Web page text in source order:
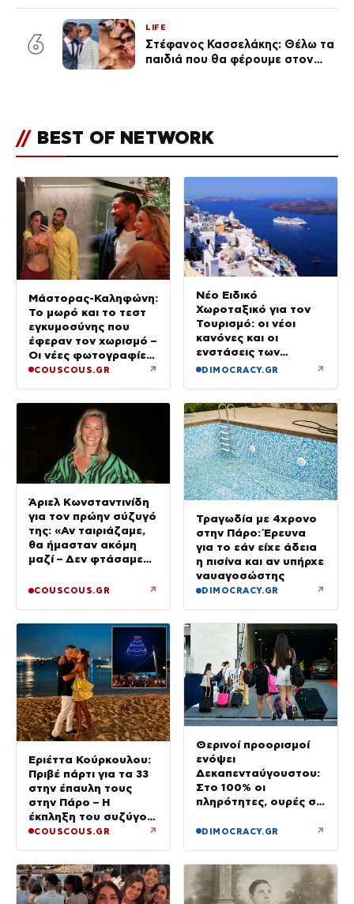
6
LIFE
Στέφανος Κασσελάκης: Θέλω τα
παιδιά που θα φέρουμε στον
// BEST OF NETWORK
Μάστορας-Καληφώνη:
Το μωρό και το τεστ
εγκυμοσύνης που
έφεραν τον χωρισμό –
Οι νέες φωτογραφίες
από την Πάρο χωρίς
COUSCOUS.GR ↗
Νέο Ειδικό
Χωροταξικό για τον
Τουρισμό: οι νέοι
κανόνες και οι
ενστάσεις των
ξενοδόχων
DIMOCRACY.GR ↗
Άριελ Κωνσταντινίδη
για τον πρώην σύζυγό
της: «Αν ταιριάζαμε,
θα ήμασταν ακόμη
μαζί – Δεν φτάσαμε
COUSCOUS.GR ↗
Τραγωδία με 4χρονο
στην Πάρο: Έρευνα
για το εάν είχε άδεια
η πισίνα και αν υπήρχε
ναυαγοσώστης
DIMOCRACY.GR ↗
Εριέττα Κούρκουλου:
Πριβέ πάρτι για τα 33
στην έπαυλη τους
στην Πάρο – Η
έκπληξη του συζύγου
της
COUSCOUS.GR ↗
Θερινοί προορισμοί
ενόψει
Δεκαπενταύγουστου:
Στο 100% οι
πληρότητες, ουρές σε
ΚΤΕΛ
DIMOCRACY.GR ↗